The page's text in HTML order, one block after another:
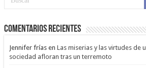
Comentarios Recientes
Jennifer fríasen Las miserias y las virtudes de
sociedad afloran tras un terremoto